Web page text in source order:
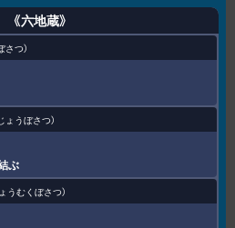
《六地蔵》
さつ
ょうぼさつ
ぶ
うむくぼさつ